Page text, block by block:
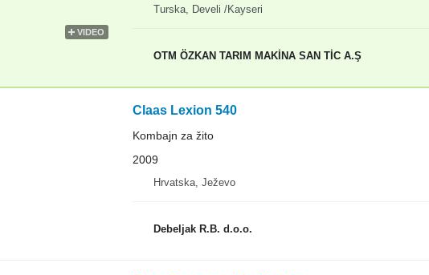
VIDEO
Turska, Develi /Kayseri
OTM ÖZKAN TARIM MAKİNA SAN TİC A.Ş
Claas Lexion 540
Kombajn za žito
2009
Hrvatska, Ježevo
Debeljak R.B. d.o.o.